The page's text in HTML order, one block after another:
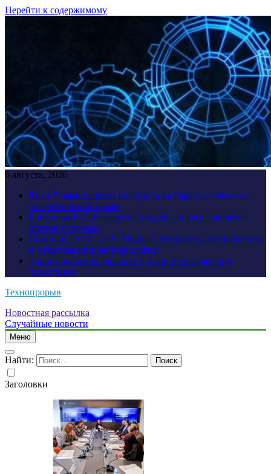
Перейти к содержимому
6 августа, 2026
Кита Тимми решили погрузить на баржу и отвезти в
Атлантический океан
Британский парламент не поддержал расследование
против Стармера
Семинар ТАСС в «РГ Медиа»: Нейросети, безопасность
и мультимедийные технологии
Турист потрогал черепаху в Азии и оказался под
следствием
Технопрорыв
Новостная рассылка
Случайные новости
Меню
Найти:
Заголовки